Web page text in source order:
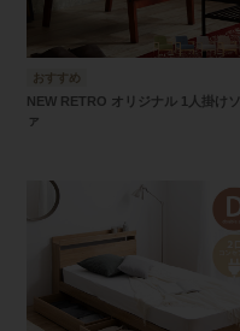
NEW RETRO オリジナル 1人掛け
ァ